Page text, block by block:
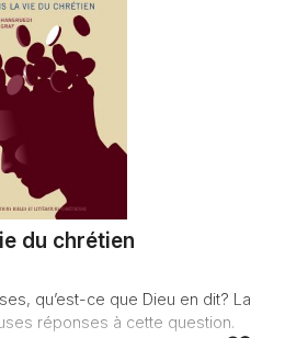
du chrétien
qu’est-ce que Dieu en dit? La
réponses à cette question.